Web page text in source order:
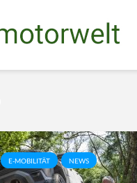
E-MOBILITÄT NEWS